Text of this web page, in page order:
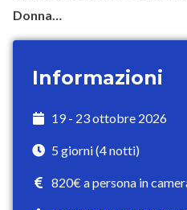
Donna…
Informazioni
19 - 23 ottobre 2026
5 giorni (4 notti)
820€ a persona in